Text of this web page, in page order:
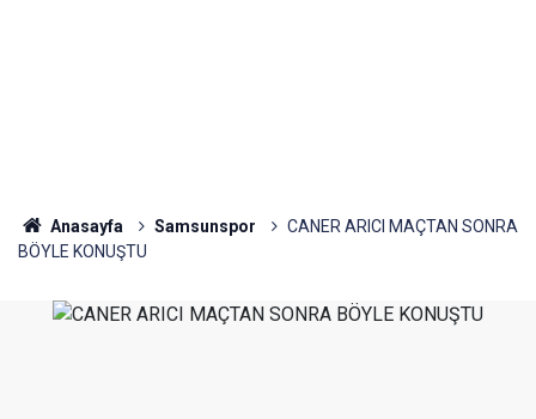
Anasayfa Samsunspor
CANER ARICI MAÇTAN SONRA
BÖYLE KONUŞTU